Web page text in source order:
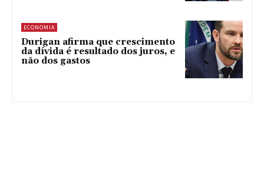
ECONOMIA
Durigan afirma que crescimento
da dívida é resultado dos juros, e
não dos gastos